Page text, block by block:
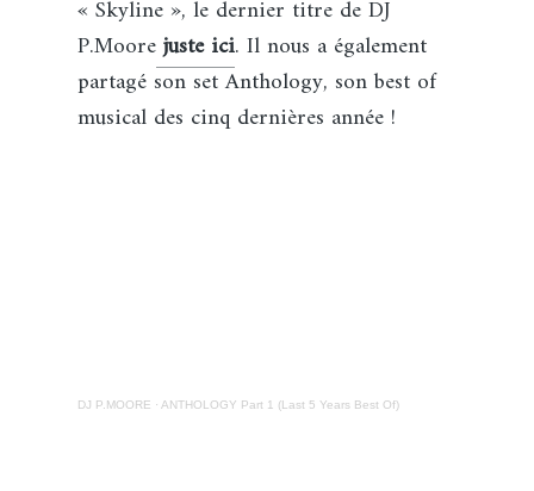
« Skyline », le dernier titre de DJ
P.Moorejuste ici. Il nous a également
partagé son set Anthology, son best of
musical des cinq dernières année !
DJ P.MOORE · ANTHOLOGY Part 1 (Last 5 Years Best Of)